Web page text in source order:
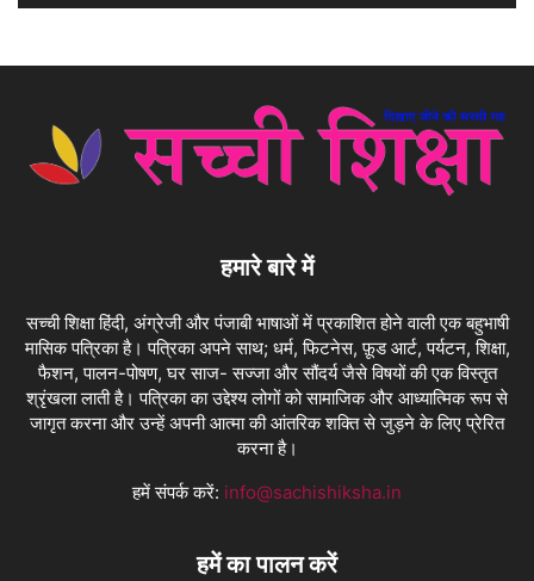
हमारे बारे में
सच्ची शिक्षा हिंदी, अंग्रेजी और पंजाबी भाषाओं में प्रकाशित होने वाली एक बहुभाषी
मासिक पत्रिका है। पत्रिका अपने साथ; धर्म, फिटनेस, फ़ूड आर्ट, पर्यटन, शिक्षा,
फैशन, पालन-पोषण, घर साज- सज्जा और सौंदर्य जैसे विषयों की एक विस्तृत
श्रृंखला लाती है। पत्रिका का उद्देश्य लोगों को सामाजिक और आध्यात्मिक रूप से
जागृत करना और उन्हें अपनी आत्मा की आंतरिक शक्ति से जुड़ने के लिए प्रेरित
करना है।
हमें संपर्क करें: info@sachishiksha.in
हमें का पालन करें